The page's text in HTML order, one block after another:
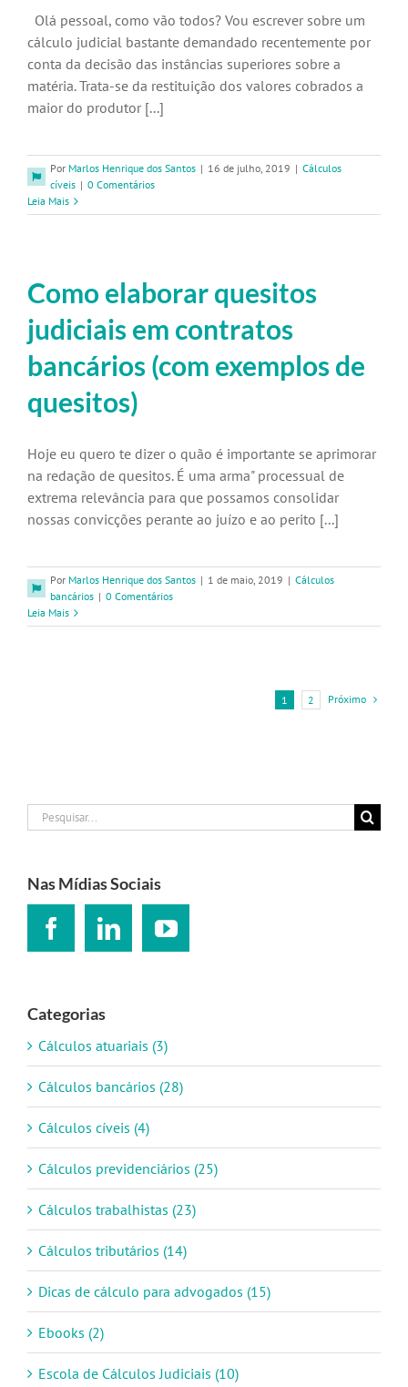
Olá pessoal, como vão todos? Vou escrever sobre um
cálculo judicial bastante demandado recentemente por
conta da decisão das instâncias superiores sobre a
matéria. Trata-se da restituição dos valores cobrados a
maior do produtor [...]
Por Marlos Henrique dos Santos | 16 de julho, 2019 | Cálculos
cíveis | 0 Comentários
Leia Mais
Como elaborar quesitos
judiciais em contratos
bancários (com exemplos de
quesitos)
Hoje eu quero te dizer o quão é importante se aprimorar
na redação de quesitos. É uma arma" processual de
extrema relevância para que possamos consolidar
nossas convicções perante ao juízo e ao perito [...]
Por Marlos Henrique dos Santos | 1 de maio, 2019 | Cálculos
bancários | 0 Comentários
Leia Mais
1 2 Próximo
Buscar
resultados
Nas Mídias Sociais
Categorias
Cálculos atuariais (3)
Cálculos bancários (28)
Cálculos cíveis (4)
Cálculos previdenciários (25)
Cálculos trabalhistas (23)
Cálculos tributários (14)
Dicas de cálculo para advogados (15)
Ebooks (2)
Escola de Cálculos Judiciais (10)